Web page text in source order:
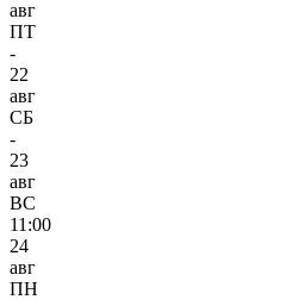
авг
ПТ
-
22
авг
СБ
-
23
авг
ВС
11:00
24
авг
ПН